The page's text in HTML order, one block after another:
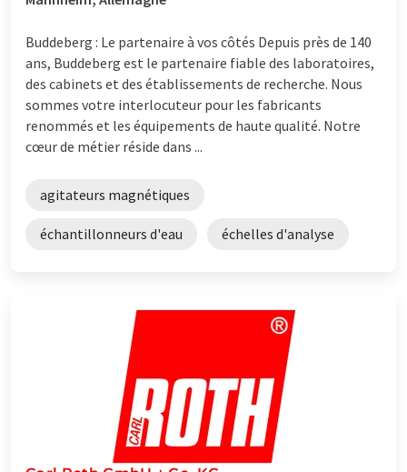
Buddeberg : Le partenaire à vos côtés Depuis près de 140
ans, Buddeberg est le partenaire fiable des laboratoires,
des cabinets et des établissements de recherche. Nous
sommes votre interlocuteur pour les fabricants
renommés et les équipements de haute qualité. Notre
cœur de métier réside dans ...
agitateurs magnétiques
échantillonneurs d'eau échelles d'analyse